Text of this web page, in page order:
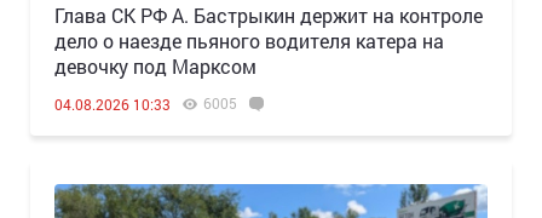
Глава СК РФ А. Бастрыкин держит на контроле
дело о наезде пьяного водителя катера на
девочку под Марксом
04.08.2026 10:33 6005